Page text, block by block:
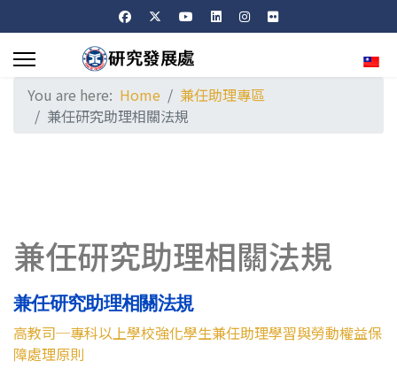
You are here: Home
兼任助理專區
兼任研究助理相關法規
兼任研究助理相關法規
兼任研究助理相關法規
高教司─專科以上學校強化學生兼任助理學習與勞動權益保
障處理原則